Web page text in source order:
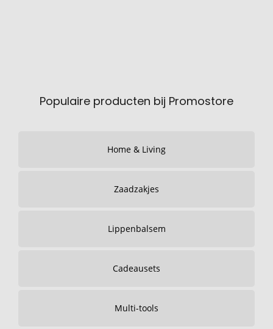
Populaire producten bij Promostore
Home & Living
Zaadzakjes
Lippenbalsem
Cadeausets
Multi-tools